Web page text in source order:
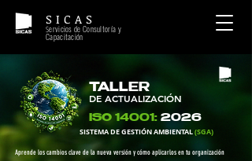
S I C A S
Servicios de Consultoría y
Capacitación
TALLER
DE ACTUALIZACIÓN
ISO 14001: 2026
SISTEMA DE GESTIÓN AMBIENTAL(SGA)
Aprende los cambios clave de la nueva versión y cómo aplicarlos en tu organización